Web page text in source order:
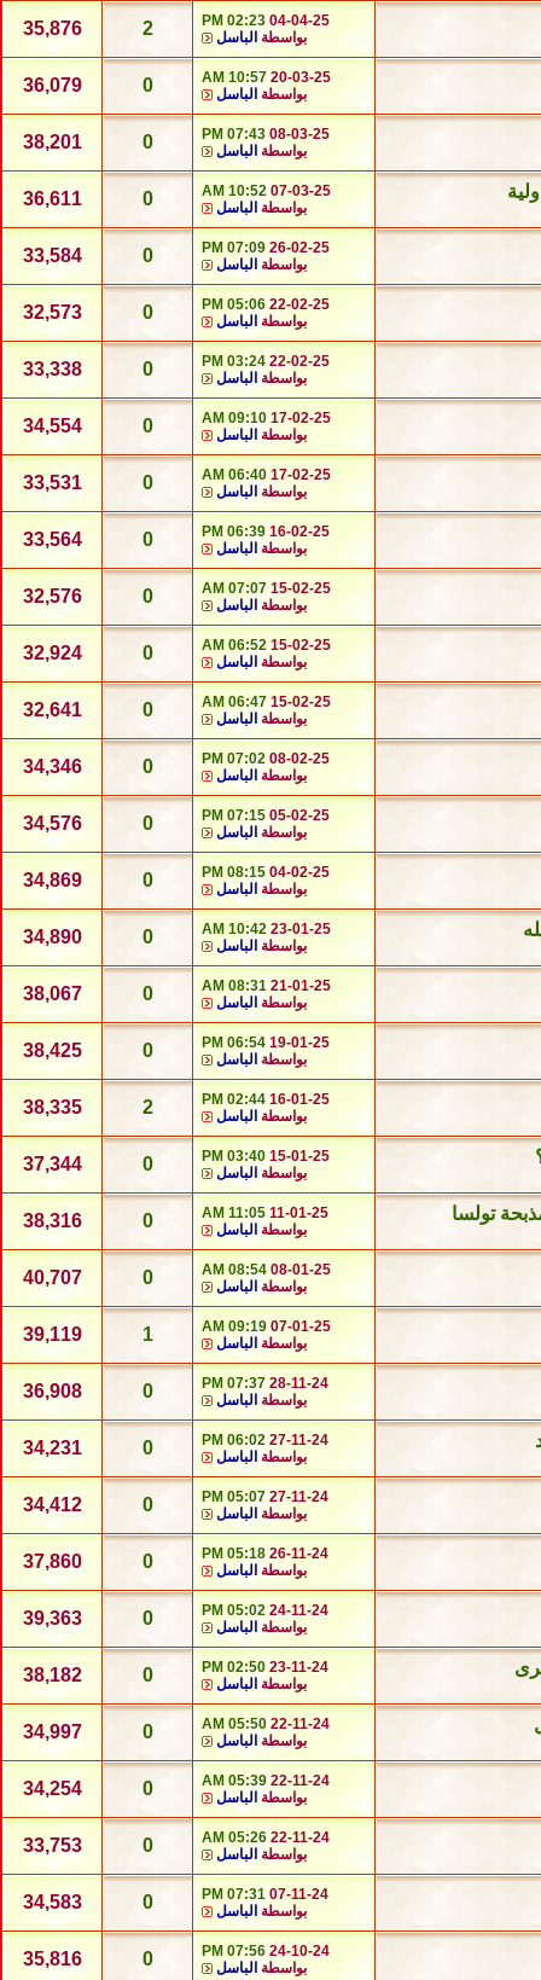
04-04-25
02:23 PM
بواسطة الباسل 2
35,876
20-03-25
10:57 AM
بواسطة الباسل 0
36,079
08-03-25
07:43 PM
بواسطة الباسل 0
38,201
07-03-25
10:52 AM
بواسطة الباسل 0
36,611
26-02-25
07:09 PM
بواسطة الباسل 0
33,584
22-02-25
05:06 PM
بواسطة الباسل 0
32,573
22-02-25
03:24 PM
بواسطة الباسل 0
33,338
17-02-25
09:10 AM
بواسطة الباسل 0
34,554
17-02-25
06:40 AM
بواسطة الباسل 0
33,531
16-02-25
06:39 PM
بواسطة الباسل 0
33,564
15-02-25
07:07 AM
بواسطة الباسل 0
32,576
15-02-25
06:52 AM
بواسطة الباسل 0
32,924
15-02-25
06:47 AM
بواسطة الباسل 0
32,641
08-02-25
07:02 PM
بواسطة الباسل 0
34,346
05-02-25
07:15 PM
بواسطة الباسل 0
34,576
04-02-25
08:15 PM
بواسطة الباسل 0
34,869
23-01-25
10:42 AM
بواسطة الباسل 0
34,890
21-01-25
08:31 AM
بواسطة الباسل 0
38,067
19-01-25
06:54 PM
بواسطة الباسل 0
38,425
16-01-25
02:44 PM
بواسطة الباسل 2
38,335
15-01-25
03:40 PM
بواسطة الباسل 0
37,344
11-01-25
11:05 AM
بواسطة الباسل 0
38,316
08-01-25
08:54 AM
بواسطة الباسل 0
40,707
07-01-25
09:19 AM
بواسطة الباسل 1
39,119
28-11-24
07:37 PM
بواسطة الباسل 0
36,908
27-11-24
06:02 PM
بواسطة الباسل 0
34,231
27-11-24
05:07 PM
بواسطة الباسل 0
34,412
26-11-24
05:18 PM
بواسطة الباسل 0
37,860
24-11-24
05:02 PM
بواسطة الباسل 0
39,363
23-11-24
02:50 PM
بواسطة الباسل 0
38,182
22-11-24
05:50 AM
بواسطة الباسل 0
34,997
22-11-24
05:39 AM
بواسطة الباسل 0
34,254
22-11-24
05:26 AM
بواسطة الباسل 0
33,753
07-11-24
07:31 PM
بواسطة الباسل 0
34,583
24-10-24
07:56 PM
بواسطة الباسل 0
35,816